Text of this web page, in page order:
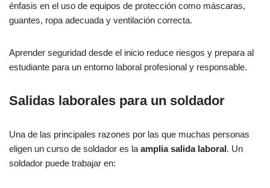
énfasis en el uso de equipos de protección como máscaras,
guantes, ropa adecuada y ventilación correcta.
Aprender seguridad desde el inicio reduce riesgos y prepara al
estudiante para un entorno laboral profesional y responsable.
Salidas laborales para un soldador
Una de las principales razones por las que muchas personas
eligen un curso de soldador es la amplia salida laboral. Un
soldador puede trabajar en: